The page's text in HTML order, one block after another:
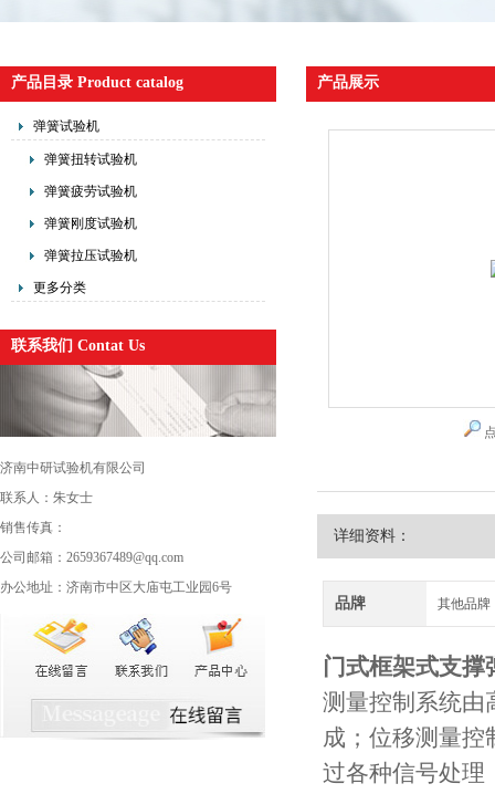
产品目录 Product catalog
弹簧试验机
弹簧扭转试验机
弹簧疲劳试验机
弹簧刚度试验机
弹簧拉压试验机
更多分类
联系我们 Contat Us
济南中研试验机有限公司
联系人：朱女士
销售传真：
公司邮箱：2659367489@qq.com
办公地址：济南市中区大庙屯工业园6号
产品展示
详细资料：
品牌 其他品牌
门式框架式支撑
测量控制系统由
成；位移测量控
过各种信号处理